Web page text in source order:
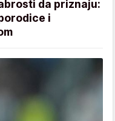
da priznaju:
i